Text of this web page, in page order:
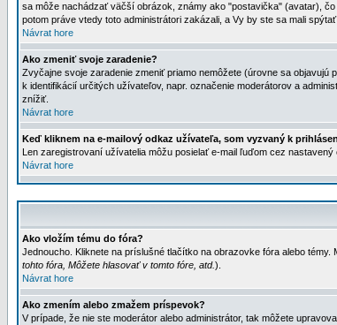
sa môže nachádzať väčší obrázok, známy ako "postavička" (avatar),
potom práve vtedy toto administrátori zakázali, a Vy by ste sa mali
Návrat hore
Ako zmeniť svoje zaradenie?
Zvyčajne svoje zaradenie zmeniť priamo nemôžete (úrovne sa
k identifikácií určitých užívateľov, napr. označenie moderátorov a
znížiť.
Návrat hore
Keď kliknem na e-mailový odkaz užívateľa, som vyzvaný k
Len zaregistrovaní užívatelia môžu posielať e-mail ľuďom cez
Návrat hore
Ako vložím tému do fóra?
Jednoucho. Kliknete na príslušné tlačítko na obrazovke fóra alebo
tohto fóra, Môžete hlasovať v tomto fóre, atd.).
Návrat hore
Ako zmením alebo zmažem príspevok?
V prípade, že nie ste moderátor alebo administrátor, tak môžete